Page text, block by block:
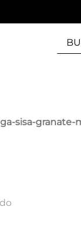
sisa-granate-